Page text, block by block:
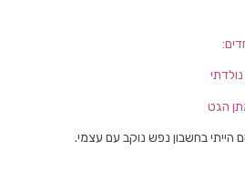
בחשבון נפש נוקב עם עצמי.